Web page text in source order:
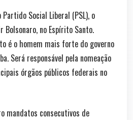
Social Liberal (PSL), o
no Espírito Santo.
é o homem mais forte do governo
Será responsável pela nomeação
órgãos públicos federais no
mandatos consecutivos de